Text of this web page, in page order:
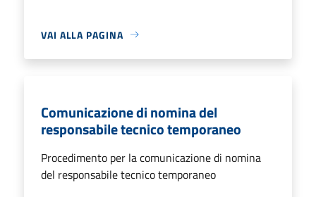
VAI ALLA PAGINA
Comunicazione di nomina del
responsabile tecnico temporaneo
Procedimento per la comunicazione di nomina
del responsabile tecnico temporaneo